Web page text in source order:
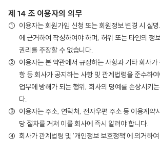
제 14 조 이용자의 의무
이용자는 회원가입 신청 또는 회원정보 변경 시 실
에 근거하여 작성하여야 하며, 허위 또는 타인의 정
권리를 주장할 수 없습니다.
이용자는 본 약관에서 규정하는 사항과 기타 회사
항 등 회사가 공지하는 사항 및 관계법령을 준수하
업무에 방해가 되는 행위, 회사의 명예를 손상시키
다.
이용자는 주소, 연락처, 전자우편 주소 등 이용계약
당 절차를 거쳐 이를 회사에 즉시 알려야 합니다.
회사가 관계법령 및 '개인정보 보호정책'에 의거하